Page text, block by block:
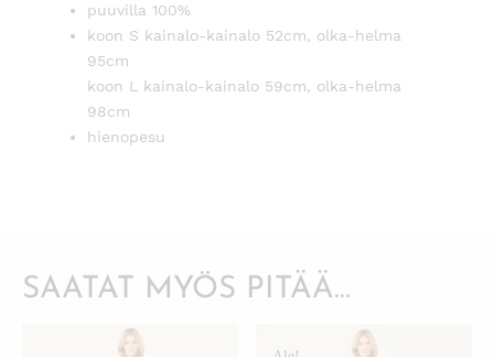
puuvilla 100%
koon S kainalo-kainalo 52cm, olka-helma
95cm
koon L kainalo-kainalo 59cm, olka-helma
98cm
hienopesu
SAATAT MYÖS PITÄÄ...